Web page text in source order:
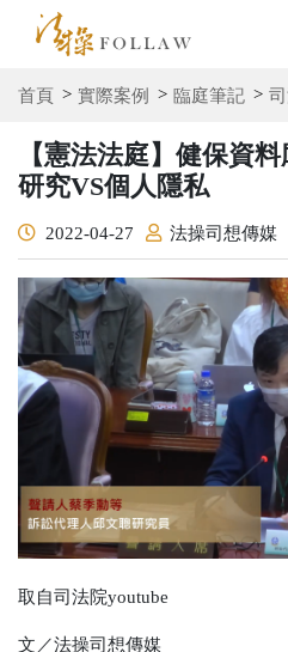
首頁 實際案例 臨庭筆記
【憲法法庭】健保資
研究VS個人隱私
2022-04-27 法操司想傳媒
取自司法院youtube
文／法操司想傳媒